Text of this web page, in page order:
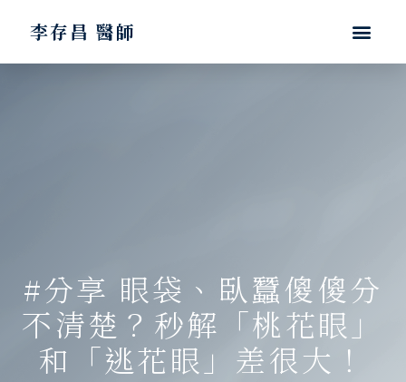
李存昌 醫師
#分享 眼袋、臥蠶傻傻分
不清楚？秒解「桃花眼」
和「逃花眼」差很大！